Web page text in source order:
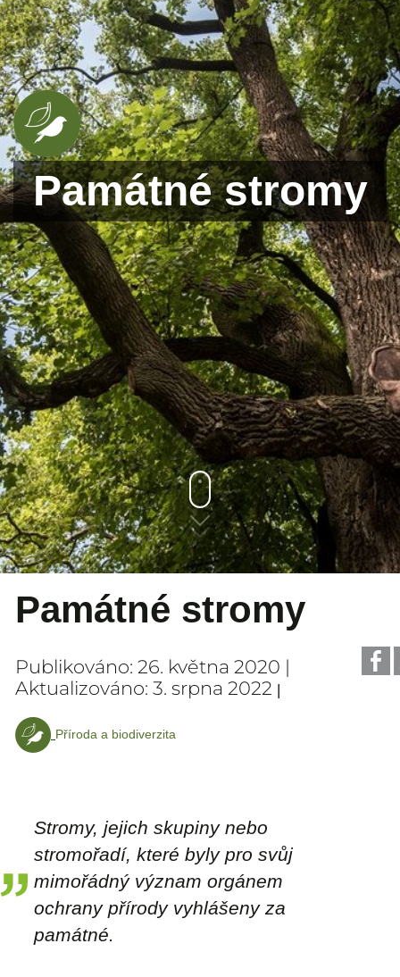
Památné stromy
Památné stromy
Publikováno: 26. května 2020 |
Aktualizováno: 3. srpna 2022 |
Příroda a biodiverzita
Stromy, jejich skupiny nebo
stromořadí, které byly pro svůj
mimořádný význam orgánem
ochrany přírody vyhlášeny za
památné.